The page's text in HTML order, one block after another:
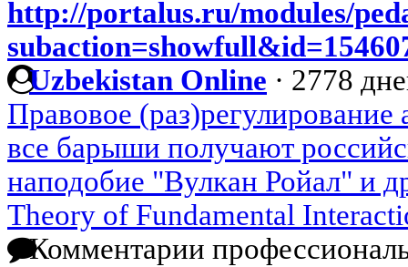
http://portalus.ru/modules/
Uzbekistan Online · 2778
Правовое
все барыши получают
наподобие "Вулкан Ройал" и
Theory of Fundamental
Комментарии